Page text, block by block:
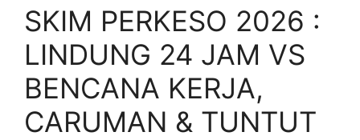
SKIM PERKESO 2026 :
LINDUNG 24 JAM VS
BENCANA KERJA,
CARUMAN & TUNTUT